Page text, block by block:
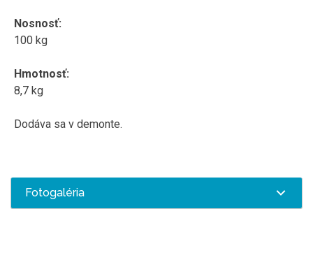
Nosnosť:
100 kg
Hmotnosť:
8,7 kg
Dodáva sa v demonte.
Fotogaléria